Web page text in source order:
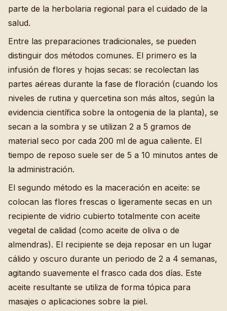
parte de la herbolaria regional para el cuidado de la
salud.
Entre las preparaciones tradicionales, se pueden
distinguir dos métodos comunes. El primero es la
infusión de flores y hojas secas: se recolectan las
partes aéreas durante la fase de floración (cuando los
niveles de rutina y quercetina son más altos, según la
evidencia científica sobre la ontogenia de la planta), se
secan a la sombra y se utilizan 2 a 5 gramos de
material seco por cada 200 ml de agua caliente. El
tiempo de reposo suele ser de 5 a 10 minutos antes de
la administración.
El segundo método es la maceración en aceite: se
colocan las flores frescas o ligeramente secas en un
recipiente de vidrio cubierto totalmente con aceite
vegetal de calidad (como aceite de oliva o de
almendras). El recipiente se deja reposar en un lugar
cálido y oscuro durante un periodo de 2 a 4 semanas,
agitando suavemente el frasco cada dos días. Este
aceite resultante se utiliza de forma tópica para
masajes o aplicaciones sobre la piel.